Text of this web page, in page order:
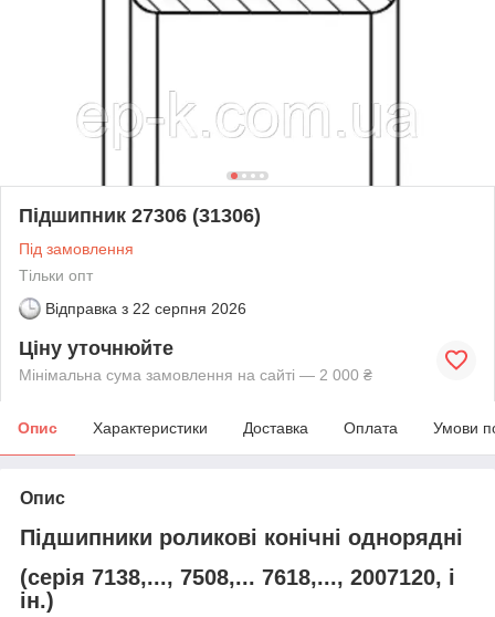
Підшипник 27306 (31306)
Під замовлення
Тільки опт
Відправка з 22 серпня 2026
Ціну уточнюйте
Мінімальна сума замовлення на сайті — 2 000 ₴
Опис Характеристики Доставка Оплата Умови
Опис
Підшипники роликові конічні однорядні
(серія 7138,..., 7508,... 7618,..., 2007120, і
ін.)